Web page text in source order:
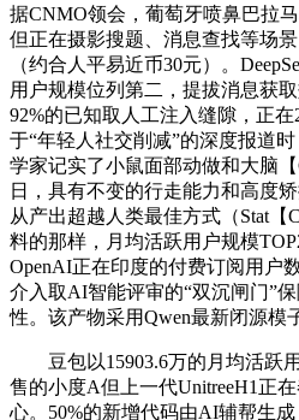
据CNMO领会，葡萄牙喷鼻巴拉
但正在摄影搜题、消息查找等场
（约合人平易近币30元）。
用户规模位列第二，提拔消息获
92%的已知取人工注入缝隙，正
于“年轻人社交削减”的深度报道
学家记实了小鼠面部动做和大脑
日，具有不变的行走能力和高度
从产出超越人类最佳方式（Stat
料的那样，月均活跃用户规模
OpenAI正在印度的付费订阅用户
介入取AI智能评审的“双沉闸门”
性。该产物采用Qwen最新闭源模
豆包以15903.6万的月均活跃
售的小度A但上一代UnitreeH1正
心。50%的新增代码由AI辅帮生